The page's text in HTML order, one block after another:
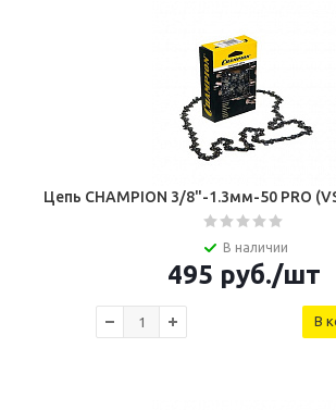
Цепь СHAMPION 3/8"-1.3мм-50 PRO
В наличии
495 руб./шт
В